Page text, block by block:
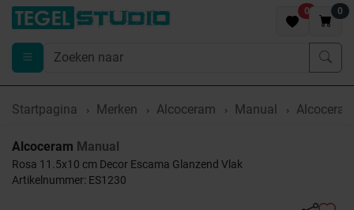
0 0
Startpagina Merken Alcoceram Manual
Alcoceram Manual
Rosa 11.5x10 cm Decor Escama Glanzend Vlak
Artikelnummer: ES1230